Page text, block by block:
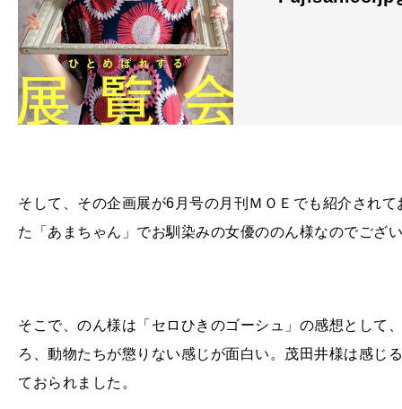
そして、その企画展が6 月号の月刊ＭＯＥでも紹介され
た「あまちゃん」でお馴染みの女優ののん様なのでござ
そこで、のん様は「セロひきのゴーシュ」の感想として
ろ、動物たちが懲りない感じが面白い。茂田井様は感じ
ておられました。